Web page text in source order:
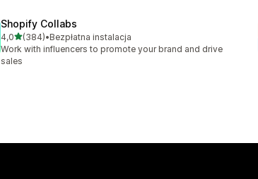
Shopify Collabs
4,0na 5 gwiazdek
(384)
Łączna liczba recenzji: 384
•Bezpłatna instalacja
Work with influencers to promote your brand and drive
sales